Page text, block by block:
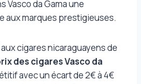
Vasco da Gama une
aux marques prestigieuses.
cigares nicaraguayens de
des cigares Vasco da
avec un écart de 2€ à 4€